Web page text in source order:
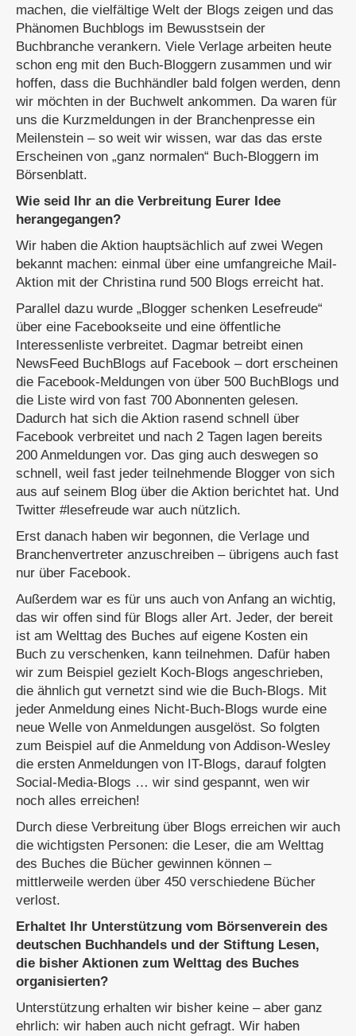
machen, die vielfältige Welt der Blogs zeigen und das
Phänomen Buchblogs im Bewusstsein der
Buchbranche verankern. Viele Verlage arbeiten heute
schon eng mit den Buch-Bloggern zusammen und wir
hoffen, dass die Buchhändler bald folgen werden, denn
wir möchten in der Buchwelt ankommen. Da waren für
uns die Kurzmeldungen in der Branchenpresse ein
Meilenstein – so weit wir wissen, war das das erste
Erscheinen von „ganz normalen“ Buch-Bloggern im
Börsenblatt.
Wie seid Ihr an die Verbreitung Eurer Idee
herangegangen?
Wir haben die Aktion hauptsächlich auf zwei Wegen
bekannt machen: einmal über eine umfangreiche Mail-
Aktion mit der Christina rund 500 Blogs erreicht hat.
Parallel dazu wurde „Blogger schenken Lesefreude“
über eine Facebookseite und eine öffentliche
Interessenliste verbreitet. Dagmar betreibt einen
NewsFeed BuchBlogs auf Facebook – dort erscheinen
die Facebook-Meldungen von über 500 BuchBlogs und
die Liste wird von fast 700 Abonnenten gelesen.
Dadurch hat sich die Aktion rasend schnell über
Facebook verbreitet und nach 2 Tagen lagen bereits
200 Anmeldungen vor. Das ging auch deswegen so
schnell, weil fast jeder teilnehmende Blogger von sich
aus auf seinem Blog über die Aktion berichtet hat. Und
Twitter #lesefreude war auch nützlich.
Erst danach haben wir begonnen, die Verlage und
Branchenvertreter anzuschreiben – übrigens auch fast
nur über Facebook.
Außerdem war es für uns auch von Anfang an wichtig,
das wir offen sind für Blogs aller Art. Jeder, der bereit
ist am Welttag des Buches auf eigene Kosten ein
Buch zu verschenken, kann teilnehmen. Dafür haben
wir zum Beispiel gezielt Koch-Blogs angeschrieben,
die ähnlich gut vernetzt sind wie die Buch-Blogs. Mit
jeder Anmeldung eines Nicht-Buch-Blogs wurde eine
neue Welle von Anmeldungen ausgelöst. So folgten
zum Beispiel auf die Anmeldung von Addison-Wesley
die ersten Anmeldungen von IT-Blogs, darauf folgten
Social-Media-Blogs … wir sind gespannt, wen wir
noch alles erreichen!
Durch diese Verbreitung über Blogs erreichen wir auch
die wichtigsten Personen: die Leser, die am Welttag
des Buches die Bücher gewinnen können –
mittlerweile werden über 450 verschiedene Bücher
verlost.
Erhaltet Ihr Unterstützung vom Börsenverein des
deutschen Buchhandels und der Stiftung Lesen,
die bisher Aktionen zum Welttag des Buches
organisierten?
Unterstützung erhalten wir bisher keine – aber ganz
ehrlich: wir haben auch nicht gefragt. Wir haben